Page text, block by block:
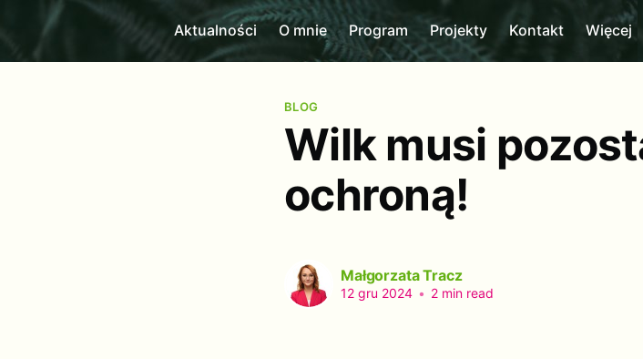
Aktualności O mnie Program Projekty Kontakt Więcej
BLOG
Wilk musi
ochroną!
Małgorzata Tracz
12 gru 2024 • 2 min read